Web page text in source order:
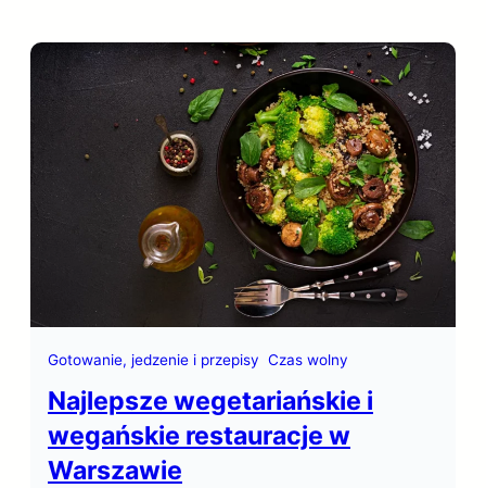
Gotowanie, jedzenie i przepisy Czas wolny
Najlepsze wegetariańskie i
wegańskie restauracje w
Warszawie